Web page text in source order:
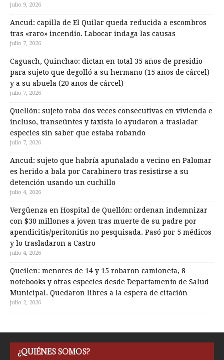
julio 9, 2026
Ancud: capilla de El Quilar queda reducida a escombros
tras «raro» incendio. Labocar indaga las causas
julio 7, 2026
Caguach, Quinchao: dictan en total 35 años de presidio
para sujeto que degolló a su hermano (15 años de cárcel)
y a su abuela (20 años de cárcel)
julio 7, 2026
Quellón: sujeto roba dos veces consecutivas en vivienda e
incluso, transeúntes y taxista lo ayudaron a trasladar
especies sin saber que estaba robando
julio 7, 2026
Ancud: sujeto que habría apuñalado a vecino en Palomar
es herido a bala por Carabinero tras resistirse a su
detención usando un cuchillo
julio 4, 2026
Vergüenza en Hospital de Quellón: ordenan indemnizar
con $30 millones a joven tras muerte de su padre por
apendicitis/peritonitis no pesquisada. Pasó por 5 médicos
y lo trasladaron a Castro
julio 4, 2026
Queilen: menores de 14 y 15 robaron camioneta, 8
notebooks y otras especies desde Departamento de Salud
Municipal. Quedaron libres a la espera de citación
julio 2, 2026
¿QUIÉNES SOMOS?